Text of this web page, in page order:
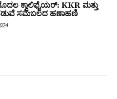
ಕ್ವಾಲಿಫೈಯರ್:‌ KKR ಮತ್ತು
ಸಮಬಲದ ಹಣಾಹಣಿ